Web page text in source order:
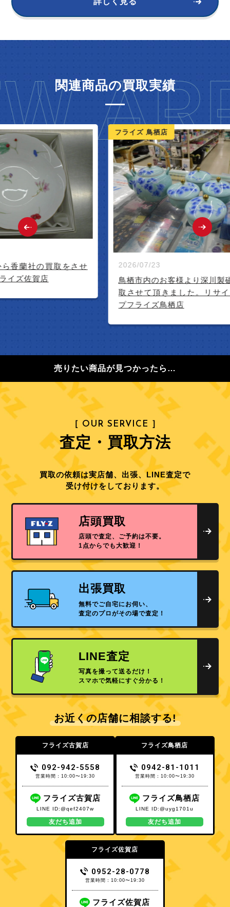
関連商品の買取実績
イズ 鳥栖店
07/23
栖市内のお客様より深川製磁(茶器揃)買
させて頂きました。リサイクルショッ
フライズ 鳥栖店
鳥栖市内の
せて頂きま
ライズ鳥栖店
売りたい商品が見つかったら…
［ OUR SERVICE ］
査定・買取方法
買取の依頼は実店舗、出張、LINE査定で
受け付けをしております。
店頭買取
店頭で査定、ご予約は不要。
1点からでも大歓迎！
出張買取
無料でご自宅にお伺い、
査定のプロがその場で査定！
LINE査定
写真を撮って送るだけ！
スマホで気軽にすぐ分かる！
お近くの店舗に相談する!
フライズ古賀店
092-942-5558
営業時間：10:00〜19:30
フライズ古賀店
LINE ID:@qef2407w
友だち追加
フライズ鳥栖店
0942-81-1011
営業時間：10:00〜19:30
フライズ鳥栖店
LINE ID:@uyg1701u
友だち追加
フライズ佐賀店
0952-28-0778
営業時間：10:00〜19:30
フライズ佐賀店